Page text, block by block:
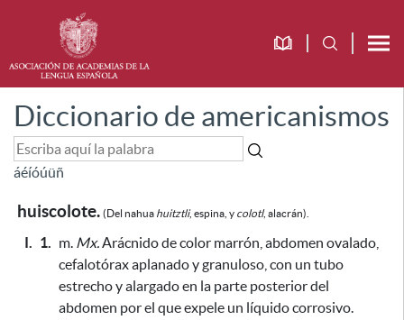
Diccionario de americanismos
áéíóúüñ
huiscolote. (Del nahua huitztli, espina, y colotl, alacrán).
I. 1. m. Mx.Arácnido de color marrón, abdomen ovalado,
cefalotórax aplanado y granuloso, con un tubo
estrecho y alargado en la parte posterior del
abdomen por el que expele un líquido corrosivo.